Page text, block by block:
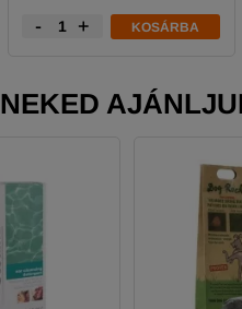
- + KOSÁRBA
NEKED